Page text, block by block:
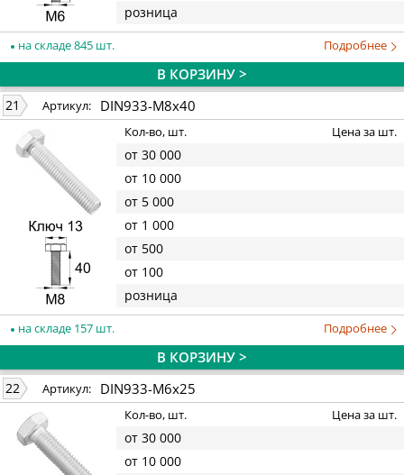
розница
на складе 845 шт. Подробнее
В КОРЗИНУ >
21 Артикул: DIN933-M8x40
Кол-во, шт. Цена за шт.
от 30 000
от 10 000
от 5 000
от 1 000
от 500
от 100
розница
на складе 157 шт. Подробнее
В КОРЗИНУ >
22 Артикул: DIN933-M6x25
Кол-во, шт. Цена за шт.
от 30 000
от 10 000